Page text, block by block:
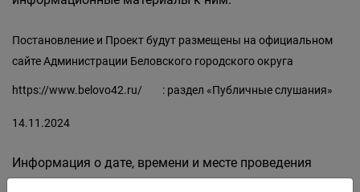
Постановление и Проект будут размещены на официальном
сайте Администрации Беловского городского округа
https://www.belovo42.ru/ : раздел «Публичные слушания»
14.11.2024
Информация о дате, времени и месте проведения
собрания или собраний участников публичных